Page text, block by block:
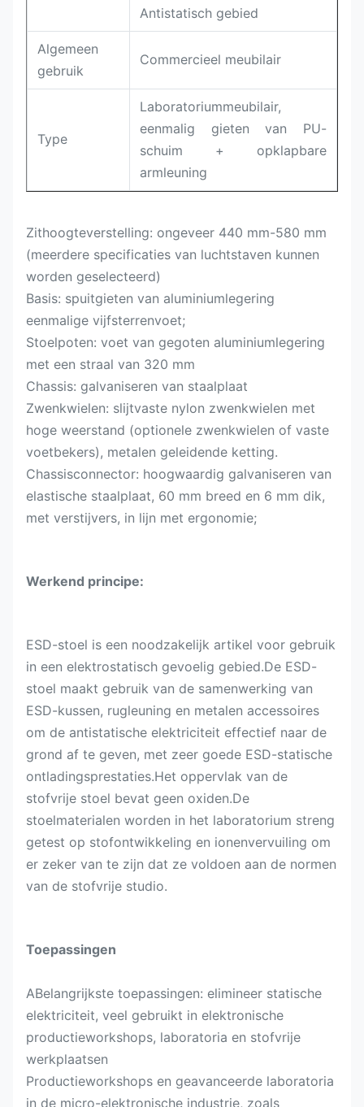
Antistatisch gebied
Algemeen
gebruik
Commercieel meubilair
Type
Laboratoriummeubilair,
eenmalig gieten van PU-
schuim + opklapbare
armleuning
Zithoogteverstelling: ongeveer 440 mm-580 mm
(meerdere specificaties van luchtstaven kunnen
worden geselecteerd)
Basis: spuitgieten van aluminiumlegering
eenmalige vijfsterrenvoet;
Stoelpoten: voet van gegoten aluminiumlegering
met een straal van 320 mm
Chassis: galvaniseren van staalplaat
Zwenkwielen: slijtvaste nylon zwenkwielen met
hoge weerstand (optionele zwenkwielen of vaste
voetbekers), metalen geleidende ketting.
Chassisconnector: hoogwaardig galvaniseren van
elastische staalplaat, 60 mm breed en 6 mm dik,
met verstijvers, in lijn met ergonomie;
Werkend principe:
ESD-stoel is een noodzakelijk artikel voor gebruik
in een elektrostatisch gevoelig gebied.De ESD-
stoel maakt gebruik van de samenwerking van
ESD-kussen, rugleuning en metalen accessoires
om de antistatische elektriciteit effectief naar de
grond af te geven, met zeer goede ESD-statische
ontladingsprestaties.Het oppervlak van de
stofvrije stoel bevat geen oxiden.De
stoelmaterialen worden in het laboratorium streng
getest op stofontwikkeling en ionenvervuiling om
er zeker van te zijn dat ze voldoen aan de normen
van de stofvrije studio.
Toepassingen
ABelangrijkste toepassingen: elimineer statische
elektriciteit, veel gebruikt in elektronische
productieworkshops, laboratoria en stofvrije
werkplaatsen
Productieworkshops en geavanceerde laboratoria
in de micro-elektronische industrie, zoals